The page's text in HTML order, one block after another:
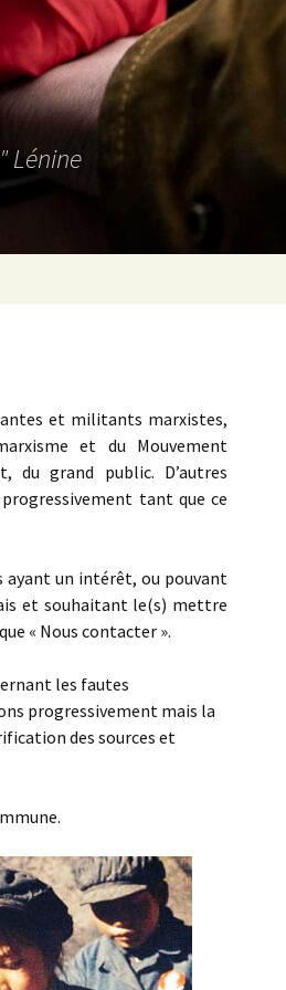
Lénine
et militants marxistes,
et du Mouvement
du grand public. D’autres
tant que ce
ayant un intérêt, ou pouvant
et souhaitant le(s) mettre
« Nous contacter ».
les fautes
progressivement mais la
des sources et